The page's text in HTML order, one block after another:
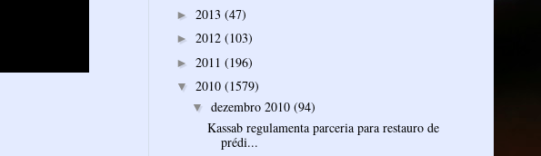
► 2013 (47)
► 2012 (103)
► 2011 (196)
▼ 2010 (1579)
▼ dezembro 2010 (94)
Kassab regulamenta parceria para restauro de
prédi...